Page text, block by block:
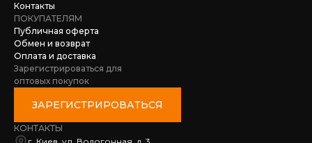
Контакты
ПОКУПАТЕЛЯМ
Публичная оферта
Обмен и возврат
Оплата и доставка
Зарегистрироваться для
оптовых покупок
ЗАРЕГИСТРИРОВАТЬСЯ
КОНТАКТЫ